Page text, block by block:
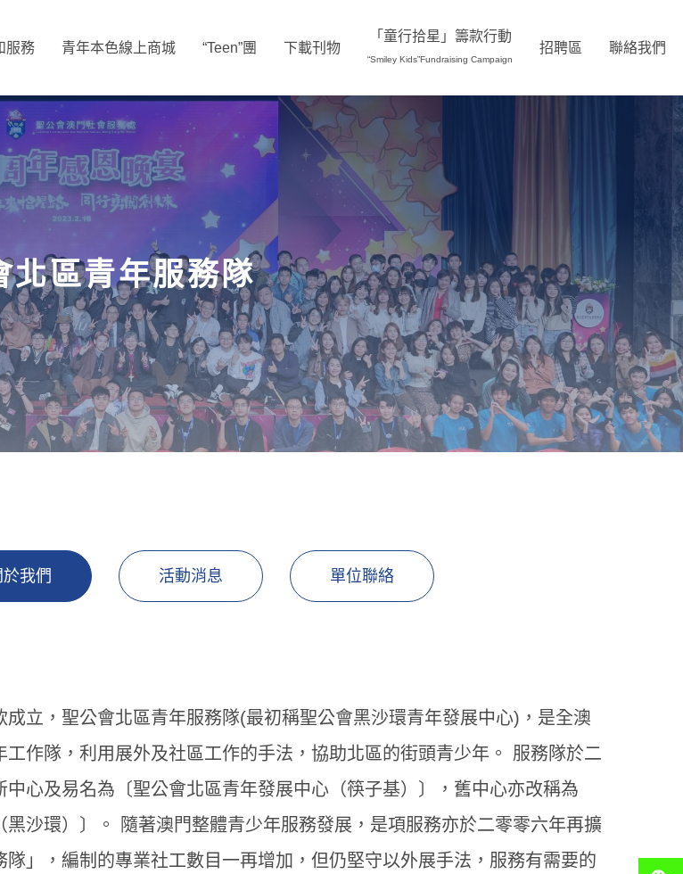
服務 青年本色線上商城 “Teen”團 下載刊物
「童行拾星」籌款行動
“Smiley Kids”Fundraising Campaign
招聘區 聯絡我們
北區青年服務隊
於我們 活動消息 單位聯絡
立，聖公會北區青年服務隊(最初稱聖公會黑沙環青年發展中心)，是全澳
工作隊，利用展外及社區工作的手法，協助北區的街頭青少年。 服務隊於二
心及易名為〔聖公會北區青年發展中心（筷子基）〕，舊中心亦改稱為
黑沙環）〕。 隨著澳門整體青少年服務發展，是項服務亦於二零零六年再擴
」，編制的專業社工數目一再增加，但仍堅守以外展手法，服務有需要的